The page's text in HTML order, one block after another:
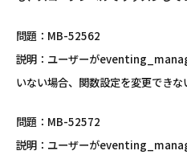
問題：MB-52562
説明：ユーザーが
いない場合、関数設定を変更できな
問題：MB-52572
説明：ユーザーが